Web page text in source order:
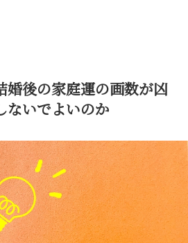
婚後の家庭運の画数が凶
ないでよいのか